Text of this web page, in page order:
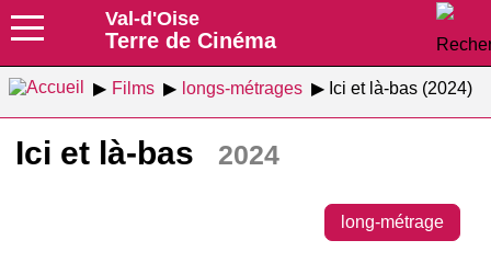
Val-d'Oise
Terre de Cinéma
Films longs-métrages Ici et là-bas (2024)
Ici et là-bas 2024
long-métrage